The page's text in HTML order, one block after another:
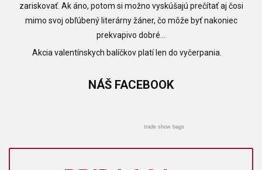
zariskovať. Ak áno, potom si možno vyskúšajú prečítať aj čosi
mimo svoj obľúbený literárny žáner, čo môže byť nakoniec
prekvapivo dobré...
Akcia valentínskych balíčkov platí len do vyčerpania.
NÁŠ FACEBOOK
trade show bags